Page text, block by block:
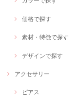
価格で探す
素材・特徴で探す
デザインで探す
アクセサリー
ピアス